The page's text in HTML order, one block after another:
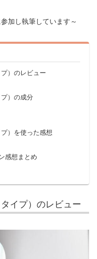
加し執筆しています～
）のレビュー
）の成分
）を使った感想
感想まとめ
イプ）のレビュー